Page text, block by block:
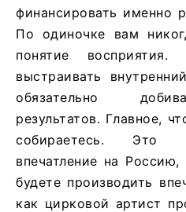
финансировать именно
По одиночке вам
понятие
выстраивать
обязательно
результатов. Главное,
собираетесь. Это
впечатление на
будете производить
как цирковой артист